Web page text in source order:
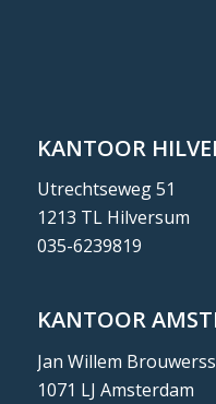
KANTOOR
Utrechtseweg 51
1213 TL Hilversum
035-6239819
KANTOOR
Jan Willem
1071 LJ Amsterdam